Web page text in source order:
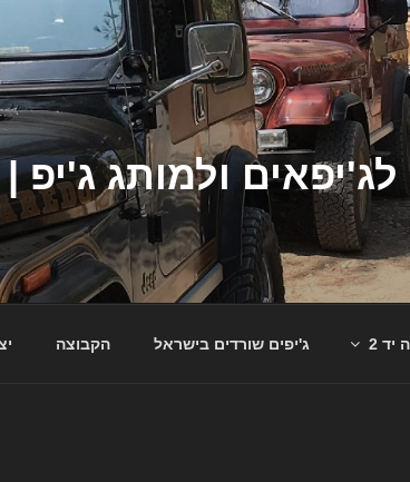
יד 2 ג'יפים שורדים בישראל הקבוצה